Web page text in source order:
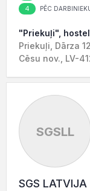
4 PĒC
"Priekuļi",
Priekuļi, Dārza
Cēsu nov., LV-
SGSLL
SGS LATVIJA